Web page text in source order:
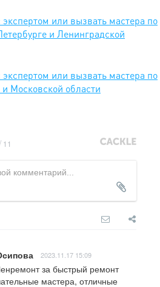
или вызвать мастера по
и Ленинградской
или вызвать мастера по
Московской области
/ 11
2023.11.17 15:09
за быстрый ремонт
мастера, отличные